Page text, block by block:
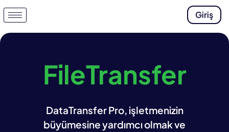
Giriş
FileTransfer
DataTransfer Pro, işletmenizin
büyümesine yardımcı olmak ve